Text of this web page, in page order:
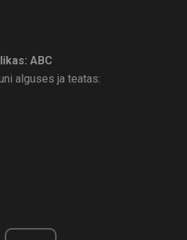
ABC
alguses ja teatas: